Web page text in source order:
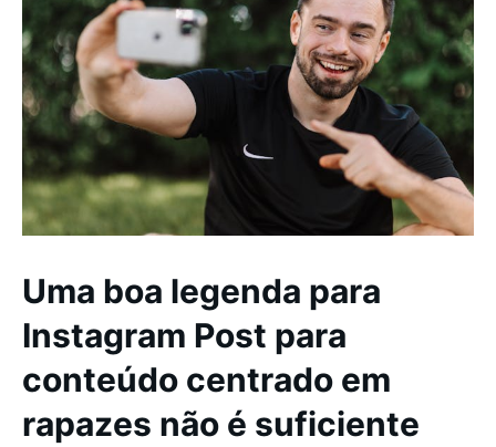
Uma boa legenda para
Instagram Post para
conteúdo centrado em
rapazes não é suficiente